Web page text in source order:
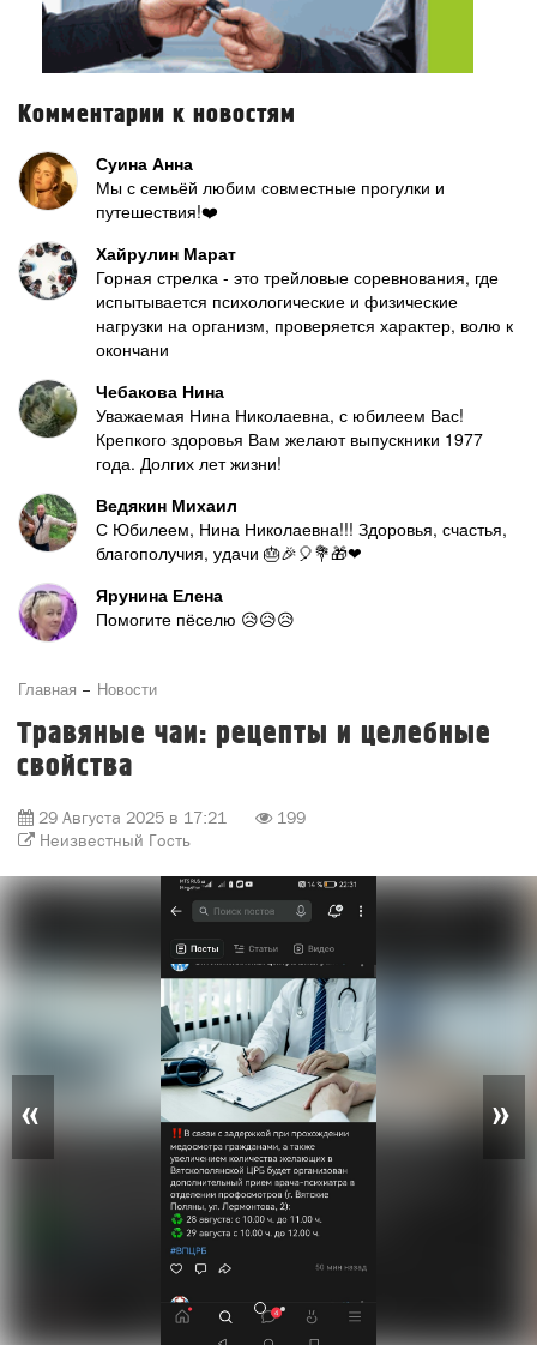
Комментарии к новостям
Суина Анна
Мы с семьёй любим совместные прогулки и
путешествия!❤️
Хайрулин Марат
Горная стрелка - это трейловые соревнования, где
испытывается психологические и физические
нагрузки на организм, проверяется характер, волю к
окончани
Чебакова Нина
Уважаемая Нина Николаевна, с юбилеем Вас!
Крепкого здоровья Вам желают выпускники 1977
года. Долгих лет жизни!
Ведякин Михаил
С Юбилеем, Нина Николаевна!!! Здоровья, счастья,
благополучия, удачи 🎂🎉🎈💐🎁❤
Ярунина Елена
Помогите пёселю 😥😥😥
Главная Новости
Травяные чаи: рецепты и целебные
свойства
29 Августа 2025 в 17:21
199
Неизвестный Гость
« »